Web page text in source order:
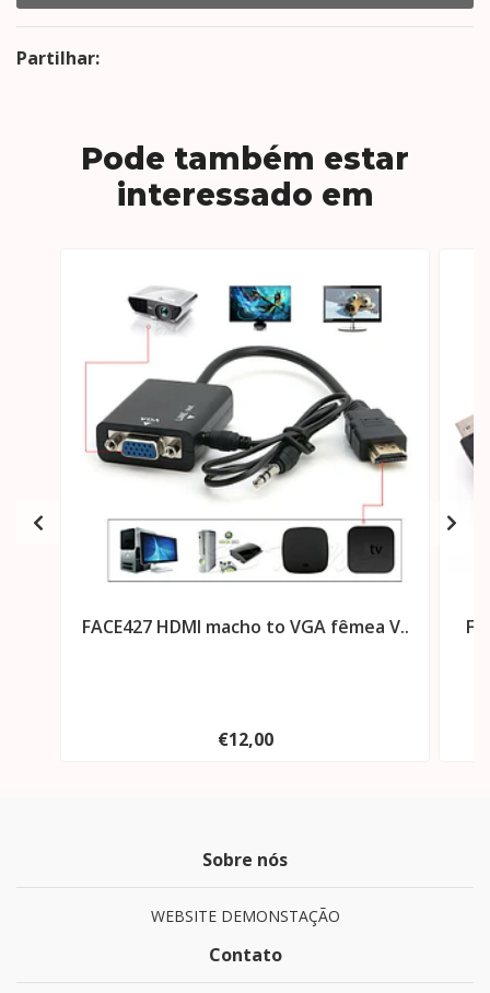
Partilhar:
Pode também estar
interessado em
FACE427 HDMI macho to VGA fêmea V..
€12,00
Sobre nós
WEBSITE DEMONSTAÇÃO
Contato